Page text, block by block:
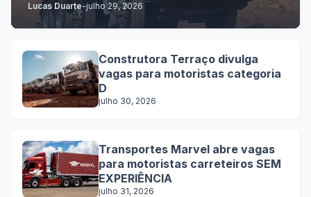
Lucas Duarte-julho 29, 2026
Construtora Terraço divulga
vagas para motoristas categoria
D
julho 30, 2026
Transportes Marvel abre vagas
para motoristas carreteiros SEM
EXPERIÊNCIA
julho 31, 2026